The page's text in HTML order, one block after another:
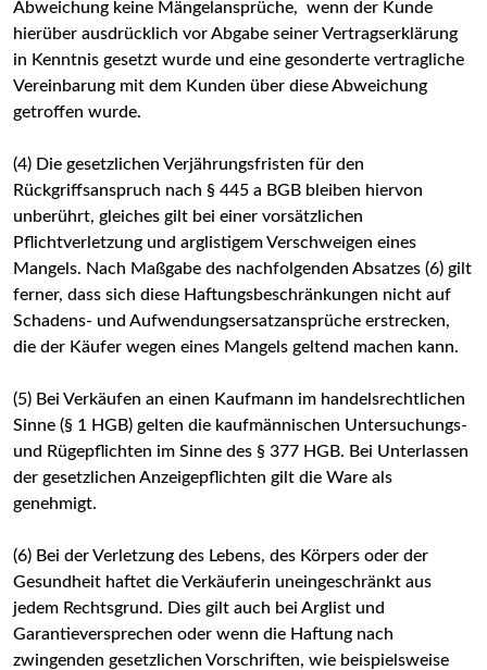
Abweichung keine Mängelansprüche, wenn der Kunde
hierüber ausdrücklich vor Abgabe seiner Vertragserklärung
in Kenntnis gesetzt wurde und eine gesonderte vertragliche
Vereinbarung mit dem Kunden über diese Abweichung
getroffen wurde.
(4) Die gesetzlichen Verjährungsfristen für den
Rückgriffsanspruch nach § 445 a BGB bleiben hiervon
unberührt, gleiches gilt bei einer vorsätzlichen
Pflichtverletzung und arglistigem Verschweigen eines
Mangels. Nach Maßgabe des nachfolgenden Absatzes (6) gilt
ferner, dass sich diese Haftungsbeschränkungen nicht auf
Schadens- und Aufwendungsersatzansprüche erstrecken,
die der Käufer wegen eines Mangels geltend machen kann.
(5) Bei Verkäufen an einen Kaufmann im handelsrechtlichen
Sinne (§ 1 HGB) gelten die kaufmännischen Untersuchungs-
und Rügepflichten im Sinne des § 377 HGB. Bei Unterlassen
der gesetzlichen Anzeigepflichten gilt die Ware als
genehmigt.
(6) Bei der Verletzung des Lebens, des Körpers oder der
Gesundheit haftet die Verkäuferin uneingeschränkt aus
jedem Rechtsgrund. Dies gilt auch bei Arglist und
Garantieversprechen oder wenn die Haftung nach
zwingenden gesetzlichen Vorschriften, wie beispielsweise